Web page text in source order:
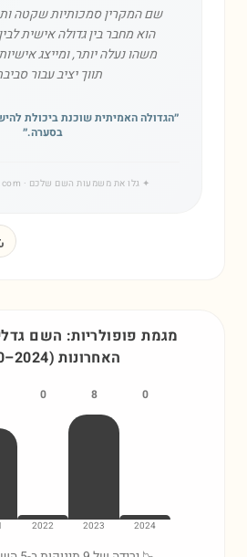
שם המקרין סמכותיות שקטה
הוא מחבר בין גדולה אישית
משהו נעלה יותר, ומייצג
תווך יציב עבור
״הגדולה האמיתית שוכנת ביכולת
בסערה.״
✦ גלו את משמעות השם שלכם · www.shmot-il.com
מגמת פופולריות: השם
האחרונות
–2024)
0
2024
8
2023
0
2022